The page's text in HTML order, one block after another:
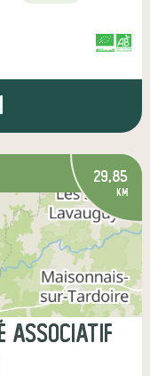
29,85
km
associatif